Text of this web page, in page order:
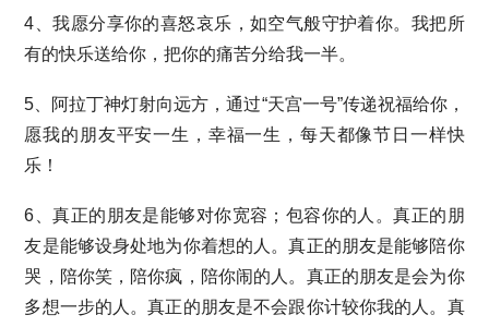
4、我愿分享你的喜怒哀乐，如空气般守护着你。我把所
有的快乐送给你，把你的痛苦分给我一半。
5、阿拉丁神灯射向远方，通过“天宫一号”传递祝福给你，
愿我的朋友平安一生，幸福一生，每天都像节日一样快
乐！
6、真正的朋友是能够对你宽容；包容你的人。真正的朋
友是能够设身处地为你着想的人。真正的朋友是能够陪你
哭，陪你笑，陪你疯，陪你闹的人。真正的朋友是会为你
多想一步的人。真正的朋友是不会跟你计较你我的人。真